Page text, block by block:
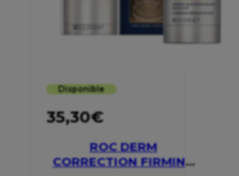
Disponible
35,30€
ROC DERM
CORRECTION FIRMING